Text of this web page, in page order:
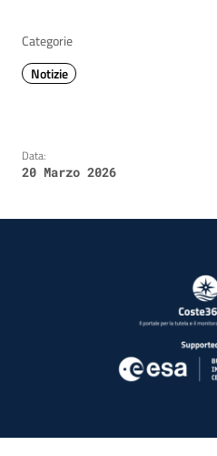
Categorie
Notizie
Data:
20 Marzo 2026